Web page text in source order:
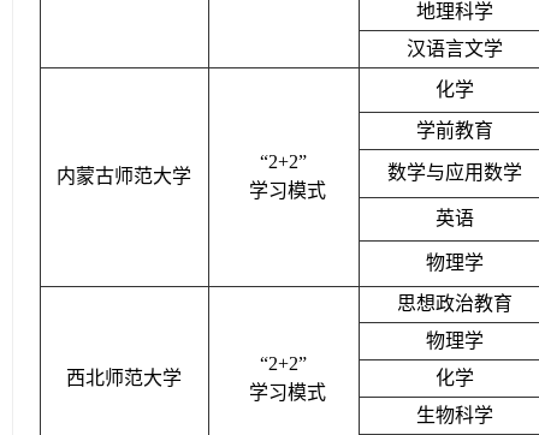
地理科学
汉语言文学
内蒙古师范大学
“2+2”
学习模式
化学
学前教育
数学与应用数学
英语
物理学
西北师范大学
“2+2”
学习模式
思想政治教育
物理学
化学
生物科学